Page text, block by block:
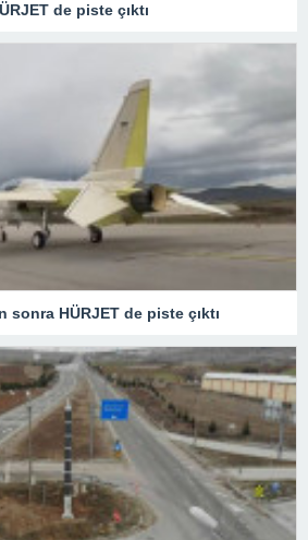
de piste çıktı
sonra HÜRJET de piste çıktı